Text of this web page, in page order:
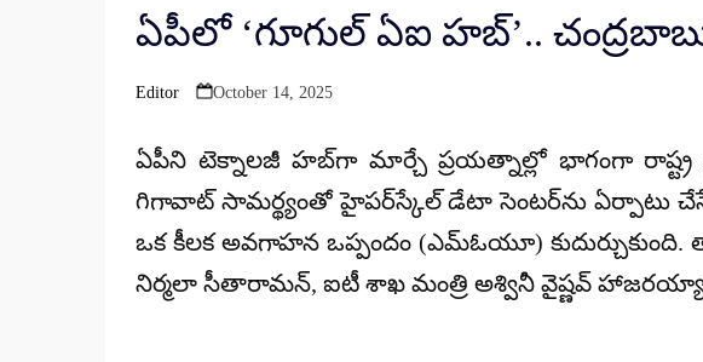
ఏపీలో ‘గూగుల్ ఏఐ హబ్’..
Posted
Editor October 14, 2025
ఏపీని టెక్నాలజీ హబ్‌గా మార్చే ప్రయత్నాల్లో భాగంగా రాష్ట్ర
గిగావాట్ సామర్థ్యంతో హైపర్‌స్కేల్ డేటా సెంటర్‌ను ఏర్పాటు
ఒక కీలక అవగాహన ఒప్పందం (ఎమ్ఓయూ)
నిర్మలా సీతారామన్, ఐటీ శాఖ మంత్రి అశ్వినీ వైష్ణవ్